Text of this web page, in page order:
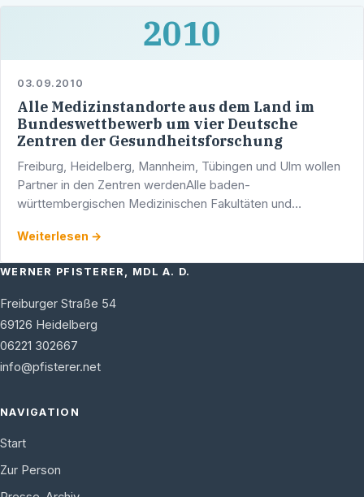
2010
03.09.2010
Alle Medizinstandorte aus dem Land im
Bundeswettbewerb um vier Deutsche
Zentren der Gesundheitsforschung
Freiburg, Heidelberg, Mannheim, Tübingen und Ulm wollen
Partner in den Zentren werdenAlle baden-
württembergischen Medizinischen Fakultäten und
Anträgen am …
Weiterlesen →
WERNER PFISTERER, MDL A. D.
Freiburger Straße 54
69126 Heidelberg
06221 302667
info@pfisterer.net
NAVIGATION
Start
Zur Person